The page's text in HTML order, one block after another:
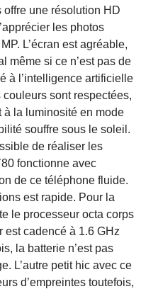
une résolution HD
les photos
L’écran est agréable,
même si ce n’est pas de
à l’intelligence artificielle
sont respectées,
à la luminosité en mode
souffre sous le soleil.
de réaliser les
fonctionne avec
de ce téléphone fluide.
est rapide. Pour la
le processeur octa corps
est cadencé à 1.6 GHz
la batterie n’est pas
L’autre petit hic avec ce
d’empreintes toutefois,